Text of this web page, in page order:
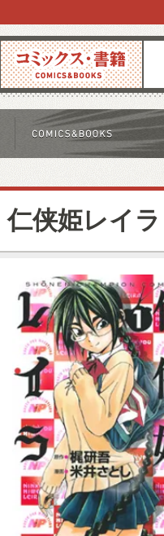
コミックス 雑誌
仁侠姫レイラ